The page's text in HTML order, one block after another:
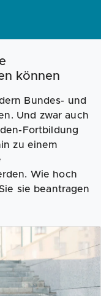
Fördermittel
können
Bundes- und
Und zwar auch
Fortbildung
zu einem
Wie hoch
sie beantragen